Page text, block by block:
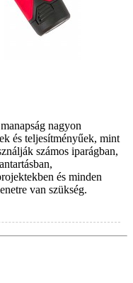
nagyon
és teljesítményűek, mint
számos iparágban,
és minden
van szükség.